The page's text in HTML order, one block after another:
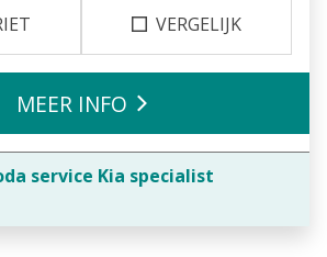
VERGELIJK
service Kia specialist
MEER INFO